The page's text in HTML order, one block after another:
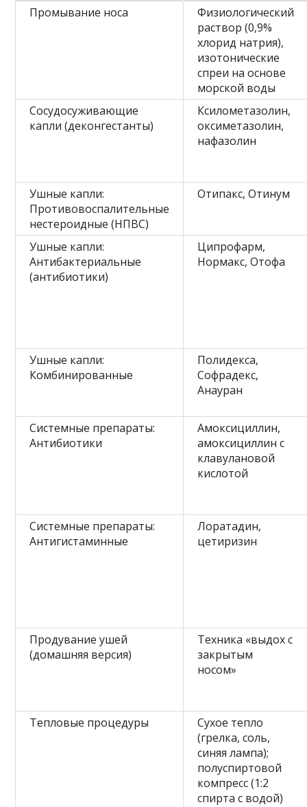
Промывание носа
Физиологический
раствор (0,9%
хлорид натрия),
изотонические
спреи на основе
морской воды
Сосудосуживающие
капли (деконгестанты)
Ксилометазолин,
оксиметазолин,
нафазолин
Ушные капли:
Противовоспалительные
нестероидные (НПВС)
Отипакс, Отинум
Ушные капли:
Антибактериальные
(антибиотики)
Ципрофарм,
Нормакс, Отофа
Ушные капли:
Комбинированные
Полидекса,
Софрадекс,
Анауран
Системные препараты:
Антибиотики
Амоксициллин,
амоксициллин с
клавулановой
кислотой
Системные препараты:
Антигистаминные
Лоратадин,
цетиризин
Продувание ушей
(домашняя версия)
Техника «выдох с
закрытым
носом»
Тепловые процедуры
Сухое тепло
(грелка, соль,
синяя лампа);
полуспиртовой
компресс (1:2
спирта с водой)